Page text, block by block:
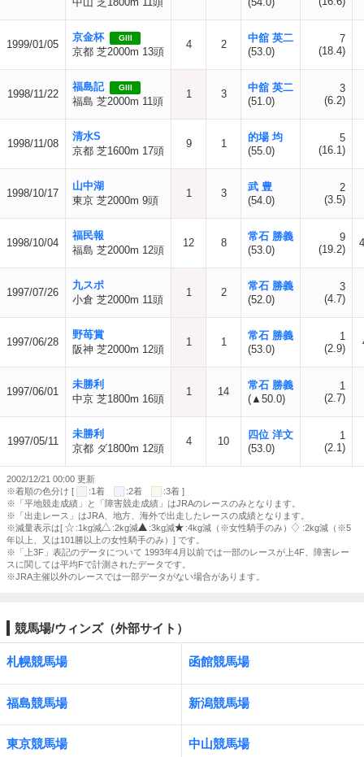
1999/01/05
京金杯 GIII
京都 芝2000m 13頭
4 2
中舘 英二
(53.0)
7
(18.4)
1998/11/22
福島記 GIII
福島 芝2000m 11頭
1 3
中舘 英二
(51.0)
3
(6.2)
1998/11/08
清水S
京都 芝1600m 17頭
9 1
的場 均
(55.0)
5
(16.1)
1998/10/17
山中湖
東京 芝2000m 9頭
1 3
武 豊
(54.0)
2
(3.5)
1998/10/04
福民報
福島 芝2000m 12頭
12 8
常石 勝義
(53.0)
9
(19.2)
1997/07/26
九スポ
小倉 芝2000m 11頭
1 2
常石 勝義
(52.0)
3
(4.7)
1997/06/28
野苺賞
阪神 芝2000m 12頭
1 1
常石 勝義
(53.0)
1
(2.9)
1997/06/01
未勝利
中京 芝1800m 16頭
1 14
常石 勝義
(▲50.0)
1
(2.7)
1997/05/11
未勝利
京都 ダ1800m 12頭
4 10
四位 洋文
(53.0)
1
(2.1)
2002/12/21 00:00 更新
※着順の色分け [
:1着 :2着
:3着 ]
※「平地競走成績」と「障害競走成績」はJRAのレースのみとなります。
※「出走レース」はJRA、地方、海外で出走したレースの成績となります。
※減量表示は[
:1kg減 :2kg減 :3kg減 :4kg減（※女性騎手のみ）
:2kg減（※5
年以上、又は101勝以上の女性騎手のみ）] です。
※「上3F」表記のデータについて 1993年4月以前では一部のレースが上4F、障害レー
スに関しては平均Fで計測されたデータです。
※JRA主催以外のレースでは一部データがない場合があります。
競馬場/ウィンズ（外部サイト）
札幌競馬場 函館競馬場
福島競馬場 新潟競馬場
東京競馬場 中山競馬場